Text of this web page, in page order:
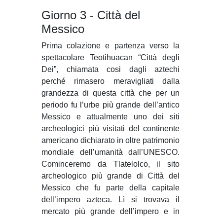
Giorno 3 - Città del
Messico
Prima colazione e partenza verso la
spettacolare Teotihuacan “Città degli
Dei”, chiamata cosi dagli aztechi
perché rimasero meravigliati dalla
grandezza di questa città che per un
periodo fu l’urbe più grande dell’antico
Messico e attualmente uno dei siti
archeologici più visitati del continente
americano dichiarato in oltre patrimonio
mondiale dell’umanità dall’UNESCO.
Cominceremo da Tlatelolco, il sito
archeologico più grande di Città del
Messico che fu parte della capitale
dell’impero azteca. Lì si trovava il
mercato più grande dell’impero e in